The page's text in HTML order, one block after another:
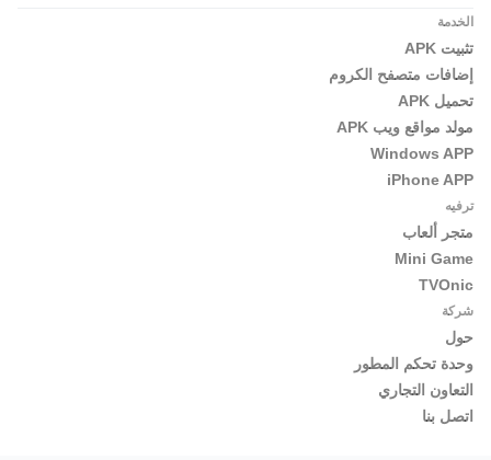
الخدمة
تثبيت APK
إضافات متصفح الكروم
تحميل APK
مولد مواقع ويب APK
Windows APP
iPhone APP
ترفيه
متجر ألعاب
Mini Game
TVOnic
شركة
حول
وحدة تحكم المطور
التعاون التجاري
اتصل بنا